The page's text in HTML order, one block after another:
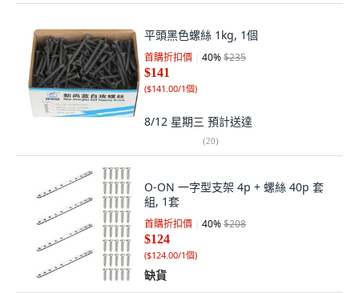
平頭黑色螺絲 1kg, 1個
首購折扣價 40%$235
$141
($141.00/1個)
8/12 星期三 預計送達
(20)
O-ON 一字型支架 4p + 螺絲 40p 套
組, 1套
首購折扣價 40%$208
$124
($124.00/1個)
缺貨